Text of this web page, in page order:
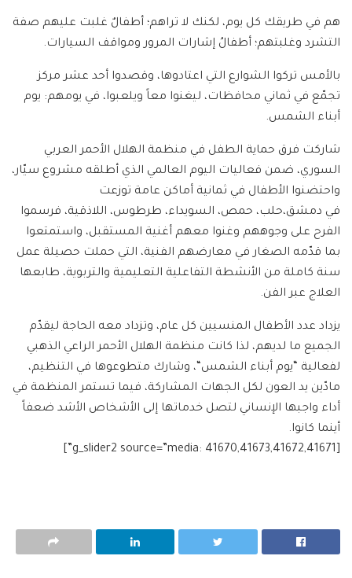
هم في طريقك كل يوم، لكنك لا تراهم؛ أطفالٌ غلبت عليهم صفة
التشرد وغلبتهم؛ أطفالُ إشارات المرور ومواقف السيارات.
بالأمس تركوا الشوارع التي اعتادوها، وقصدوا أحد عشر مركز
تجمّع في ثماني محافظات، ليغنوا معاً ويلعبوا، في يومهم: يوم
أبناء الشمس.
شاركت فرق حماية الطفل في منظمة الهلال الأحمر العربي
السوري، ضمن فعاليات اليوم العالمي الذي أطلقه مشروع سيّار،
واحتضنوا الأطفال في ثمانية أماكن عامة توزعت
في دمشق،حلب، حمص، السويداء، طرطوس، اللاذقية، فرسموا
الفرح على وجوههم وغنوا معهم أغنية المستقبل، واستمتعوا
بما قدّمه الصغار في معارضهم الفنية، التي حملت حصيلة عمل
سنة كاملة من الأنشطة التفاعلية التعليمية والتربوية، طابعها
العلاج عبر الفن.
يزداد عدد الأطفال المنسيين كل عام، وتزداد معه الحاجة ليقدّم
الجميع ما لديهم، لذا كانت منظمة الهلال الأحمر الراعي الذهبي
لفعالية “يوم أبناء الشمس “، وشارك متطوعوها في التنظيم،
مادّين يد العون لكل الجهات المشاركة، فيما تستمر المنظمة في
أداء واجبها الإنساني لتصل خدماتها إلى الأشخاص الأشد ضعفاً
أينما كانوا.
[g_slider2 source=”media: 41670,41673,41672,41671”]